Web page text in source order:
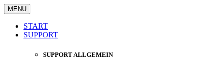
MENU
START
SUPPORT
SUPPORT ALLGEMEIN